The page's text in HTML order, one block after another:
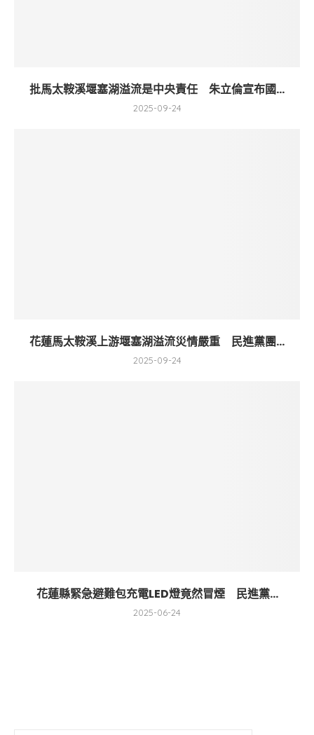
批馬太鞍溪堰塞湖溢流是中央責任 朱立倫宣布國...
2025-09-24
花蓮馬太鞍溪上游堰塞湖溢流災情嚴重 民進黨團...
2025-09-24
花蓮縣緊急避難包充電LED燈竟然冒煙 民進黨...
2025-06-24